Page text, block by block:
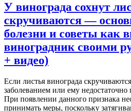
У винограда сохнут
скручиваются —
болезни и советы как
виноградник своими
+ видео)
Если листья винограда
заболеванием или ему
При появлении данного признака
принимать меры, поскольку